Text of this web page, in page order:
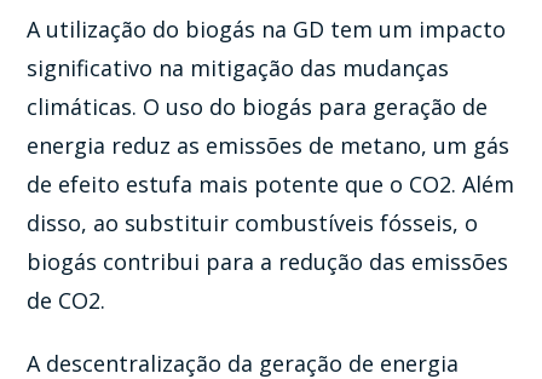
A utilização do biogás na GD tem um impacto
significativo na mitigação das mudanças
climáticas. O uso do biogás para geração de
energia reduz as emissões de metano, um gás
de efeito estufa mais potente que o CO2. Além
disso, ao substituir combustíveis fósseis, o
biogás contribui para a redução das emissões
de CO2.
A descentralização da geração de energia